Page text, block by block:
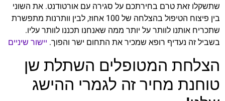
שתשקלו זאת טרם בחירתכם על סגירה עם אורטודנט. את השוני
בין פיצוח הטיפול בהצלחה של 100 אחוז, לבין וותרנות מתפשרת
שתכריח אותנו לוותר על יותר ממה שאנחנו תכננו לוותר עליו.
בשביל זה נעדיף רופא שמכיר את התחום ישר והפוך. יישור שיניים
הצלחת המטופלים השתלת שן
טוחנת מחיר זה לגמרי ההישג